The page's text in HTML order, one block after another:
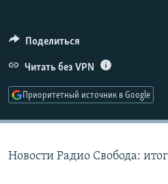
ПОДПИШИТЕСЬ НА РАССЫЛКУ
СОЦИАЛЬНЫЕ СЕТИ
Поделиться
Читать без VPN
Приоритетный источник в Google
Новости Радио Свобода: